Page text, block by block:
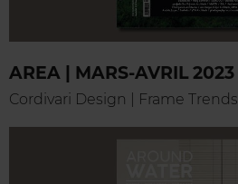
AREA | MARS-AVRIL 2023
Cordivari Design | Frame Trends